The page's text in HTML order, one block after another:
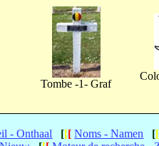
Tombe -1- Graf
- Onthaal [[[ Noms - Namen [[